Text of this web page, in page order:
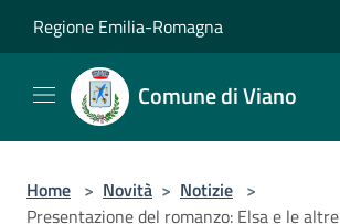
Regione Emilia-Romagna
Comune di Viano
Home > Novità > Notizie >
Presentazione del romanzo: Elsa e le altre